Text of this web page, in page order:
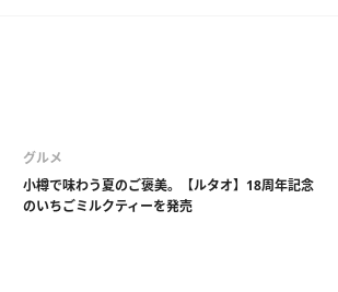
グルメ
小樽で味わう夏のご褒美。【ルタオ】18周年記念
のいちごミルクティーを発売